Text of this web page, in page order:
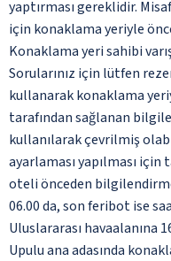
yaptırması gereklidir.
için konaklama yeriyle
Konaklama yeri sahibi
Sorularınız için lütfen
kullanarak konaklama
tarafından sağlanan
kullanılarak çevrilmiş
ayarlaması yapılması için
oteli önceden
06.00 da, son feribot ise
Uluslararası havaalanına
Upulu ana adasında